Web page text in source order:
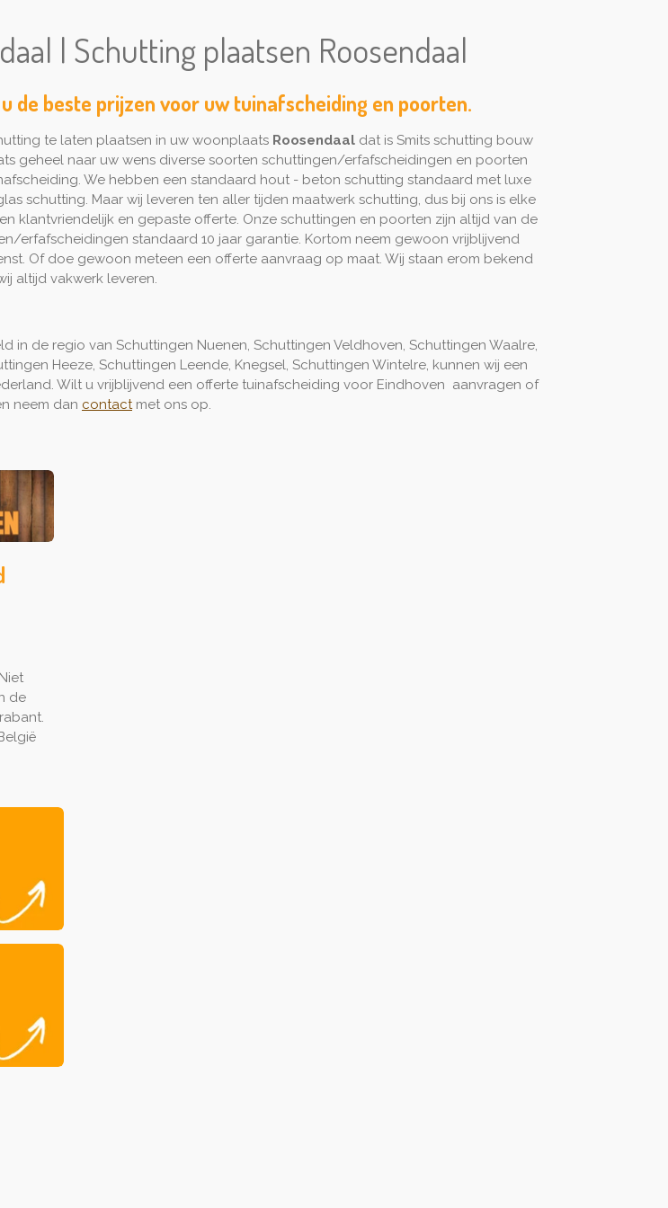
| Schutting plaatsen Roosendaal
de beste prijzen voor uw tuinafscheiding en poorten.
te laten plaatsen in uw woonplaats Roosendaaldat is Smits schutting bouw
geheel naar uw wens diverse soorten schuttingen/erfafscheidingen en poorten
We hebben een standaard hout - beton schutting standaard met luxe
schutting. Maar wij leveren ten aller tijden maatwerk schutting, dus bij ons is elke
klantvriendelijk en gepaste offerte. Onze schuttingen en poorten zijn altijd van de
erfafscheidingen standaard 10 jaar garantie. Kortom neem gewoon vrijblijvend
Of doe gewoon meteen een offerte aanvraag op maat. Wij staan erom bekend
altijd vakwerk leveren.
in de regio van Schuttingen Nuenen, Schuttingen Veldhoven, Schuttingen Waalre,
Heeze, Schuttingen Leende, Knegsel, Schuttingen Wintelre, kunnen wij een
Wilt u vrijblijvend een offerte tuinafscheiding voor Eindhoven aanvragen of
neem dan contactmet ons op.
de